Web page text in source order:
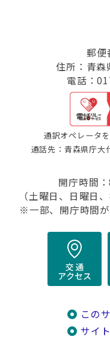
郵
住所：青森
電話：
通訳オペレータ
通話先：青森県庁大
開庁時間
（土曜日、日曜日
※一部、開庁時間が
この
サイ